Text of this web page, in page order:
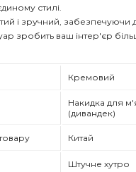
Кремовий
Накидка для
(дивандек)
Китай
Штучне хутро
стилі.
і зручний, забезпечуючи
зробить ваш інтер'єр